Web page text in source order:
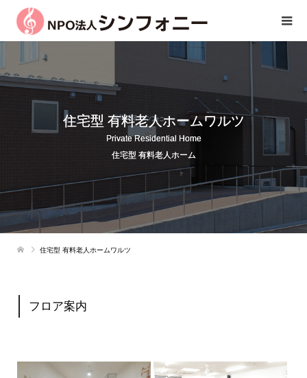
住宅型 有料老人ホームワルツ
Private Residential Home
住宅型 有料老人ホーム
住宅型 有料老人ホームワルツ
フロア案内